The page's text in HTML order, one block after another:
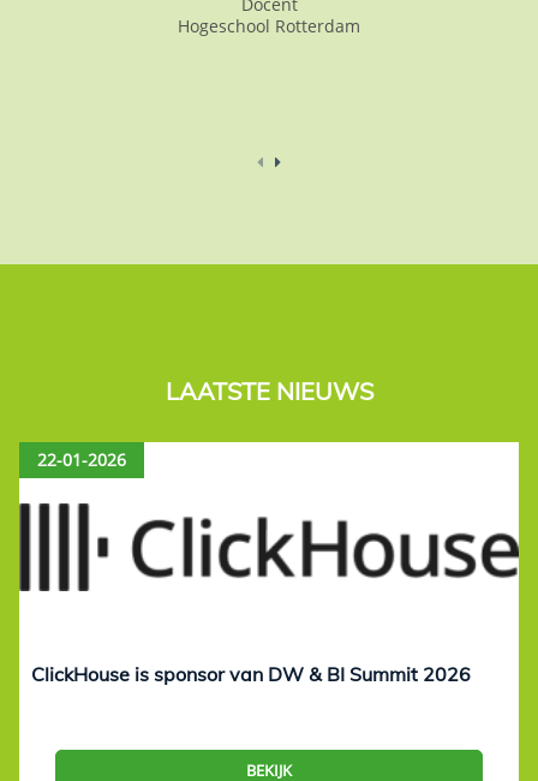
Hogeschool Rotterdam
LAATSTE NIEUWS
22-01-2026
ClickHouse is sponsor van DW & BI Summit 2026
BEKIJK